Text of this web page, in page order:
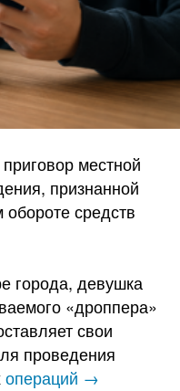
местной
признанной
средств
города, девушка
«дроппера»
свои
проведения
операций →